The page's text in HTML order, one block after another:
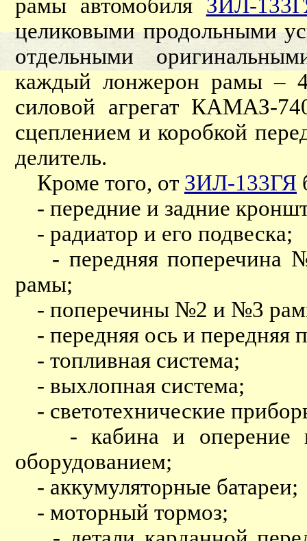
рамы автомобиля ЗИЛ-
целиковыми продольными
отдельными
каждый лонжерон рамы –
силовой агрегат КАМАЗ-
сцеплением и коробкой
делитель.
Кроме того, от ЗИЛ-133ГЯ
- передние и задние
- радиатор и его подвеска;
- передняя поперечина
рамы;
- поперечины №2 и №3
- передняя ось и передняя
- топливная система;
- выхлопная система;
- светотехнические
- кабина и оперение в
оборудованием;
- аккумуляторные батареи;
- моторный тормоз;